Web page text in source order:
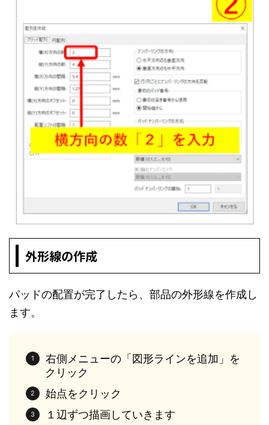
外形線の作成
パッドの配置が完了したら、部品の外形線を作成し
ます。
右側メニューの「図形ラインを追加」を
クリック
始点をクリック
１辺ずつ描画していきます